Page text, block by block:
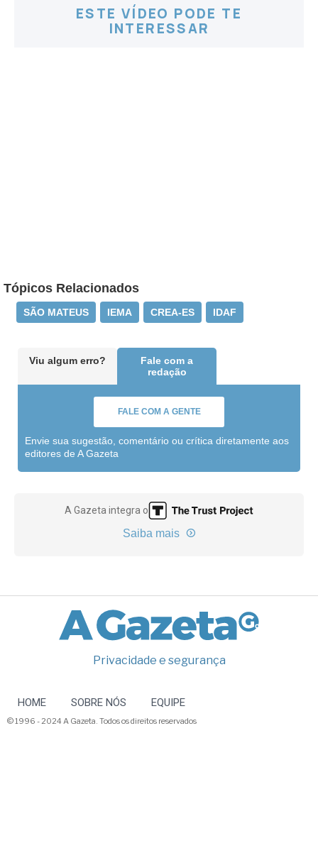
ESTE VÍDEO PODE TE
INTERESSAR
Tópicos Relacionados
SÃO MATEUS IEMA CREA-ES IDAF
Viu algum erro?
Fale com a
redação
FALE COM A GENTE
Envie sua sugestão, comentário ou crítica diretamente aos
editores de A Gazeta
A Gazeta integra o
Saiba mais
Privacidade e segurança
HOME SOBRE NÓS EQUIPE
© 1996 - 2024 A Gazeta. Todos os direitos reservados